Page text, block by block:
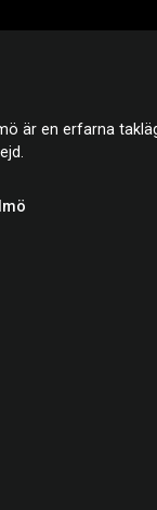
är en erfarna